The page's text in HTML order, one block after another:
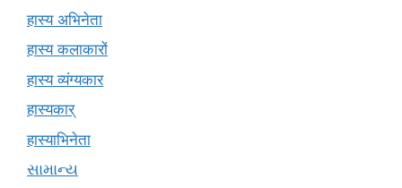
हास्य अभिनेता
हास्य कलाकारों
हास्य व्यंग्यकार
हास्यकार्
हास्याभिनेता
સામાન્ય